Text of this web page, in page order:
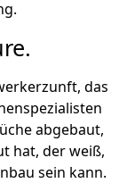
das
abgebaut,
hat, der weiß,
sein kann.